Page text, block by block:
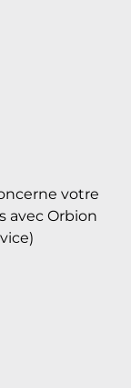
votre
avec Orbion